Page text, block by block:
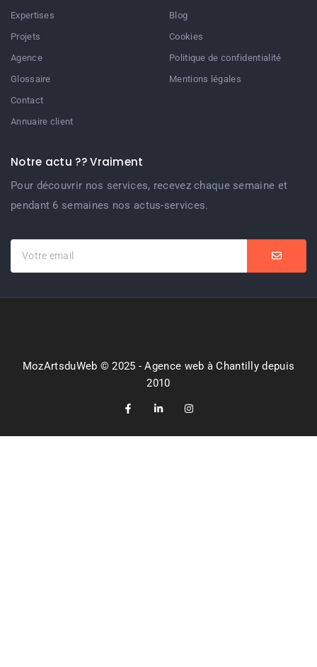
Expertises
Projets
Agence
Glossaire
Contact
Annuaire client
Blog
Cookies
Politique de confidentialité
Mentions légales
Notre actu ?? Vraiment
Pour découvrir nos services, recevez chaque semaine et
pendant 6 semaines nos actus-services.
MozArtsduWeb © 2025 - Agence web à Chantilly depuis
2010